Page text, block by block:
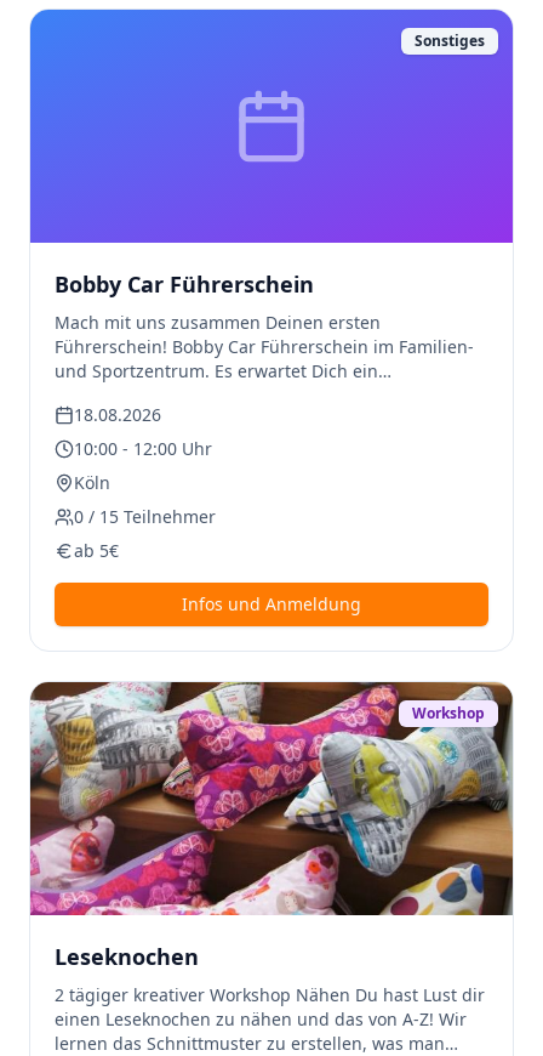
Sonstiges
Bobby Car Führerschein
Mach mit uns zusammen Deinen ersten
Führerschein! Bobby Car Führerschein im Familien-
und Sportzentrum. Es erwartet Dich ein
und weiteren Highlights.
18.08.2026
10:00 - 12:00 Uhr
Köln
0 / 15 Teilnehmer
ab 5€
Infos und Anmeldung
Workshop
Leseknochen
2 tägiger kreativer Workshop Nähen Du hast Lust dir
einen Leseknochen zu nähen und das von A-Z! Wir
lernen das Schnittmuster zu erstellen, was man